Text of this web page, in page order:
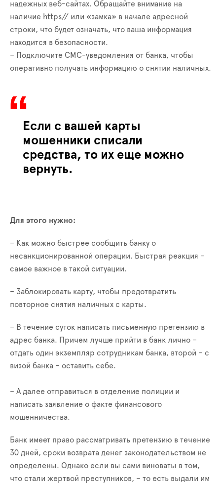
надежных веб-сайтах. Обращайте внимание на
наличие https// или «замка» в начале адресной
строки, что будет означать, что ваша информация
находится в безопасности.
– Подключите СМС-уведомления от банка, чтобы
оперативно получать информацию о снятии наличных.
Если с вашей карты
мошенники списали
средства, то их еще можно
вернуть.
Для этого нужно:
– Как можно быстрее сообщить банку о
несанкционированной операции. Быстрая реакция –
самое важное в такой ситуации.
– Заблокировать карту, чтобы предотвратить
повторное снятия наличных с карты.
– В течение суток написать письменную претензию в
адрес банка. Причем лучше прийти в банк лично –
отдать один экземпляр сотрудникам банка, второй – с
визой банка – оставить себе.
– А далее отправиться в отделение полиции и
написать заявление о факте финансового
мошенничества.
Банк имеет право рассматривать претензию в течение
30 дней, сроки возврата денег законодательством не
определены. Однако если вы сами виноваты в том,
что стали жертвой преступников, – то есть выдали им